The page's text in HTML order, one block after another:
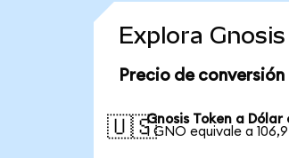
Explora
Precio de conversión
🇺🇸Gnosis Token a
1 GNO equivale a